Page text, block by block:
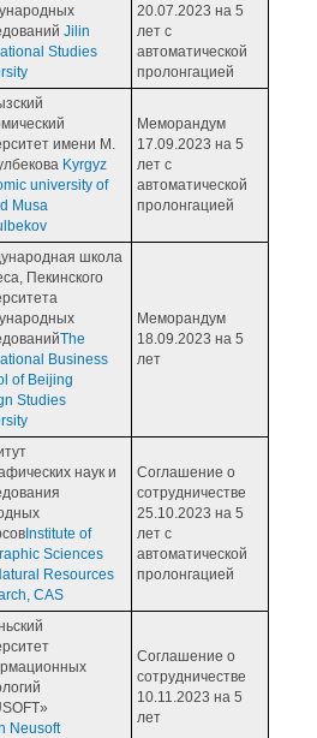
Jilin
Studies
20.07.2023 на 5
лет с
автоматической
пролонгацией
имени М.
Kyrgyz
university of
Musa
Меморандум
17.09.2023 на 5
лет с
автоматической
пролонгацией
школа
Пекинского
The
Business
of Beijing
Studies
Меморандум
18.09.2023 на 5
лет
наук и
Institute of
Sciences
Resources
CAS
Соглашение о
сотрудничестве
25.10.2023 на 5
лет с
автоматической
пролонгацией
Neusoft
Соглашение о
сотрудничестве
10.11.2023 на 5
лет